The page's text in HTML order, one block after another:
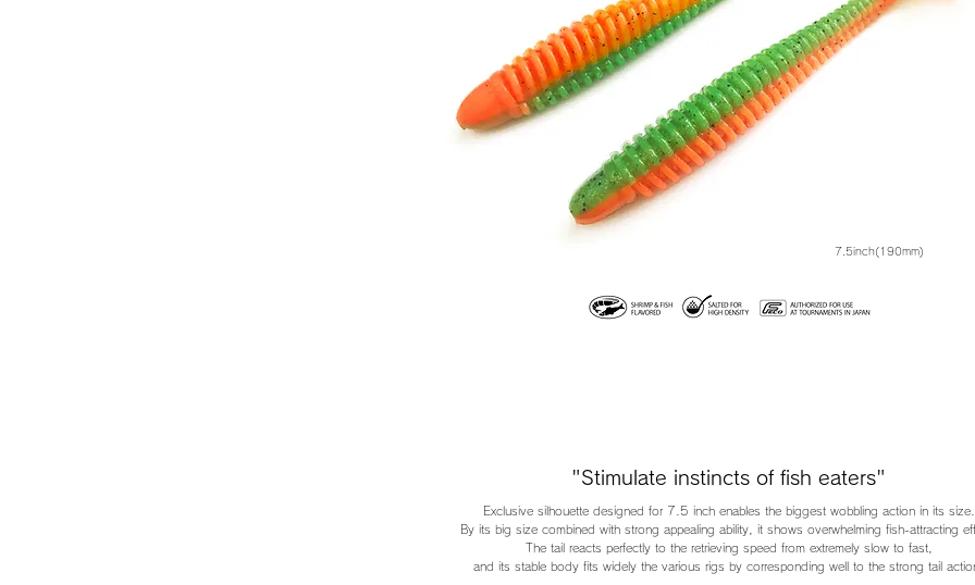
7.5inch(190mm)
"Stimulate instincts of fish eaters"
Exclusive silhouette designed for 7.5 inch enables the biggest wobbling action in its size.
By its big size combined with strong appealing ability, it shows overwhelming fish-attracting
The tail reacts perfectly to the retrieving speed from extremely slow to fast,
and its stable body fits widely the various rigs by corresponding well to the strong tail